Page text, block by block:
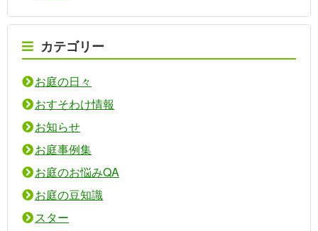
カテゴリー
お庭の日々
おすそわけ情報
お知らせ
お庭事例集
お庭のお悩みQA
お庭の豆知識
スター